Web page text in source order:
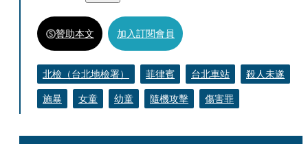
贊助本文 加入訂閱會員
北檢（台北地檢署） 菲律賓 台北車站
殺人未遂
施暴
女童 幼童 隨機攻擊 傷害罪